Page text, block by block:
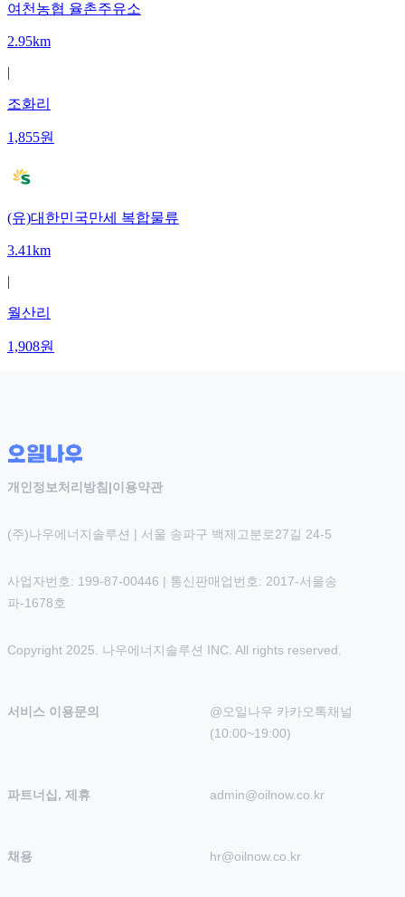
여천농협 율촌주유소
2.95km
|
조화리
1,855원
(유)대한민국만세 복합물류
3.41km
|
월산리
1,908원
개인정보처리방침 |이용약관
(주)나우에너지솔루션 | 서울 송파구 백제고분로27길 24-5
사업자번호: 199-87-00446 | 통신판매업번호: 2017-서울송
파-1678호
Copyright 2025. 나우에너지솔루션 INC. All rights reserved.
서비스 이용문의
@오일나우 카카오톡채널
(10:00~19:00)
파트너십, 제휴 admin@oilnow.co.kr
채용 hr@oilnow.co.kr